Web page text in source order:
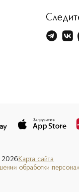
2026 Карта сайта
обработки